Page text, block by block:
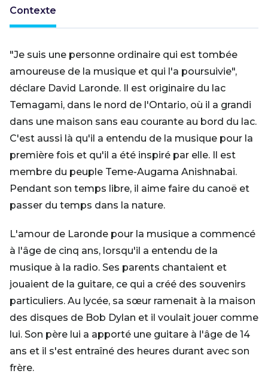
Contexte
"Je suis une personne ordinaire qui est tombée
amoureuse de la musique et qui l'a poursuivie",
déclare David Laronde. Il est originaire du lac
Temagami, dans le nord de l'Ontario, où il a grandi
dans une maison sans eau courante au bord du lac.
C'est aussi là qu'il a entendu de la musique pour la
première fois et qu'il a été inspiré par elle. Il est
membre du peuple Teme-Augama Anishnabai.
Pendant son temps libre, il aime faire du canoë et
passer du temps dans la nature.
L'amour de Laronde pour la musique a commencé
à l'âge de cinq ans, lorsqu'il a entendu de la
musique à la radio. Ses parents chantaient et
jouaient de la guitare, ce qui a créé des souvenirs
particuliers. Au lycée, sa sœur ramenait à la maison
des disques de Bob Dylan et il voulait jouer comme
lui. Son père lui a apporté une guitare à l'âge de 14
ans et il s'est entraîné des heures durant avec son
frère.